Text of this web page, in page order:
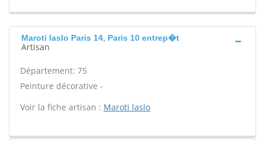
Maroti laslo Paris 14, Paris 10 entrep�t
Artisan
Département: 75
Peinture décorative -
Voir la fiche artisan : Maroti laslo